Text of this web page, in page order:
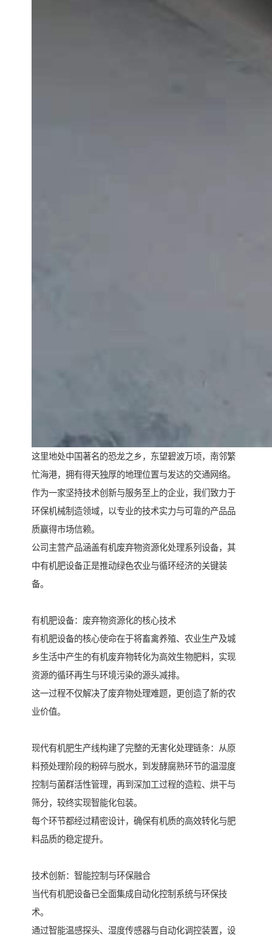
这里地处中国著名的恐龙之乡，东望碧波万顷，南邻繁
忙海港，拥有得天独厚的地理位置与发达的交通网络。
作为一家坚持技术创新与服务至上的企业，我们致力于
环保机械制造领域，以专业的技术实力与可靠的产品品
质赢得市场信赖。
公司主营产品涵盖有机废弃物资源化处理系列设备，其
中有机肥设备正是推动绿色农业与循环经济的关键装
备。
有机肥设备：废弃物资源化的核心技术
有机肥设备的核心使命在于将畜禽养殖、农业生产及城
乡生活中产生的有机废弃物转化为高效生物肥料，实现
资源的循环再生与环境污染的源头减排。
这一过程不仅解决了废弃物处理难题，更创造了新的农
业价值。
现代有机肥生产线构建了完整的无害化处理链条：从原
料预处理阶段的粉碎与脱水，到发酵腐熟环节的温湿度
控制与菌群活性管理，再到深加工过程的造粒、烘干与
筛分，较终实现智能化包装。
每个环节都经过精密设计，确保有机质的高效转化与肥
料品质的稳定提升。
技术创新：智能控制与环保融合
当代有机肥设备已全面集成自动化控制系统与环保技
术。
通过智能温感探头、湿度传感器与自动化调控装置，设